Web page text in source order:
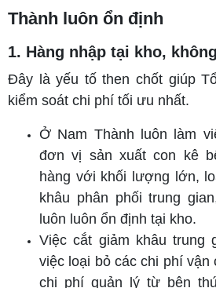
Thành luôn ổn định
1. Hàng nhập tại kho,
Đây là yếu tố then chốt giúp
kiểm soát chi phí tối ưu nhất.
Ở Nam Thành luôn làm
đơn vị sản xuất con kê
hàng với khối lượng lớn,
khâu phân phối trung
luôn luôn ổn định tại kho.
Việc cắt giảm khâu trung
việc loại bỏ các chi phí vận
chi phí quản lý từ bên